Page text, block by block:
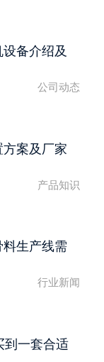
备介绍及
公司动态
案及厂家
产品知识
生产线需
行业新闻
到一套合适